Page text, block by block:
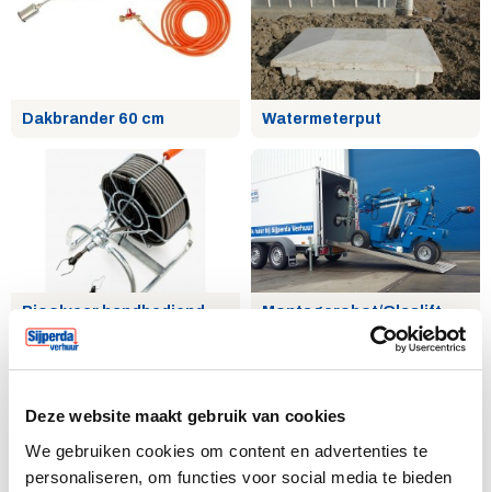
Deze website maakt gebruik van cookies
We gebruiken cookies om content en advertenties te
personaliseren, om functies voor social media te bieden
Dakbrander 60 cm Watermeterput
Rioolveer handbediend Montagerobot/Glaslift